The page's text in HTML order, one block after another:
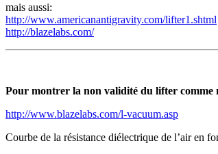
mais aussi:
http://www.americanantigravity.com/lifter1.shtml
http://blazelabs.com/
Pour montrer la non validité du lifter comme
http://www.blazelabs.com/l-vacuum.asp
Courbe de la résistance diélectrique de l’air en